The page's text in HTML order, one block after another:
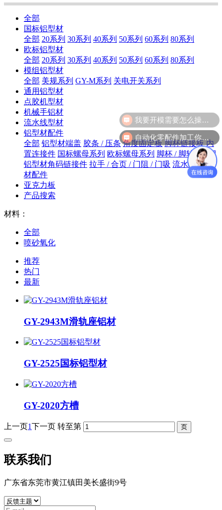
全部
国标铝型材
全部 20系列 30系列 40系列 50系列 60系列 80系列
欧标铝型材
全部 20系列 30系列 40系列 50系列 60系列 80系列
模组铝型材
全部 美规系列 GY-M系列 关电开关系列
通用铝型材
点胶机型材
机械手铝材
流水线型材
铝型材配件
全部 铝型材端盖 胶条 / 压条 角度固定板 脚杯链接板 内
置连接件 国标螺母系列 欧标螺母系列 脚杯 / 脚轮 / 地脚
铝型材角码链接件 拉手 / 合页 / 门阻 / 门吸 流水线铝型
材配件
亚克力板
产品搜索
材料：
全部
喷砂氧化
推荐
热门
最新
GY-2943M滑轨座铝材
GY-2525国标铝型材
GY-2020方槽
上一页1下一页 转至第
联系我们
广东省东莞市黄江镇田美长盛街9号
我要开模需要怎么操作？
自动化零配件加工你们做吗？